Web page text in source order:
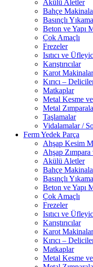
Akülü Aletler
Bahçe
Basınçlı
Beton ve Yapı
Çok Amaçlı
Frezeler
Isıtıcı ve
Karıştırıcılar
Karot
Kırıcı –
Matkaplar
Metal Kesme
Metal
Taşlamalar
Vidalamalar /
Ferm Yedek Parça
Ahşap Kesim
Ahşap
Akülü Aletler
Bahçe
Basınçlı
Beton ve Yapı
Çok Amaçlı
Frezeler
Isıtıcı ve
Karıştırıcılar
Karot
Kırıcı –
Matkaplar
Metal Kesme